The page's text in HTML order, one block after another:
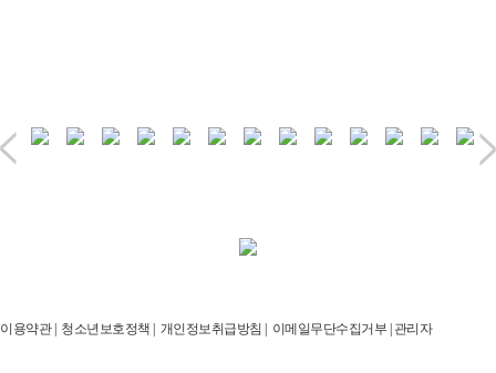
이용약관| 청소년보호정책 | 개인정보취급방침 | 이메일무단수집거부 | 관리자